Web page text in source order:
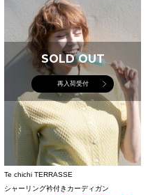
SOLD OUT
再入荷受付
Te chichi TERRASSE
シャーリング衿付きカーディガン